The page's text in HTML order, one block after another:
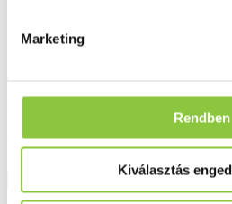
Marketing
Rendben
Kiválasztás
7 891 Ft
Részletek